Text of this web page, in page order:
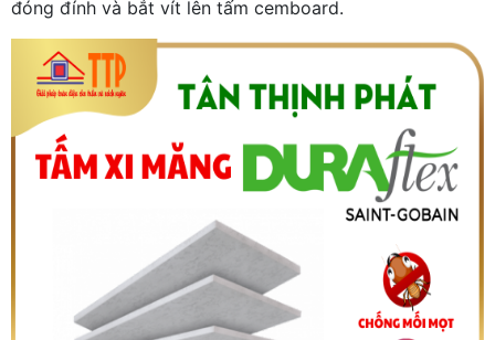
đóng đính và bắt vít lên tấm cemboard.